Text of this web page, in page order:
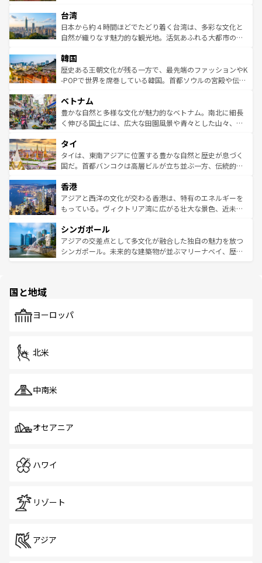
ならではの贅沢な旅のスタイルだ。 なお、新着のアメリカ
情報はコンテンツ一覧を参照してほしい。
れるおもてなしの心で訪れる人々を迎えてくれるハワイの
人々、おいしいローカルフードやハワイアンミュージッ
ク、伝統的なフラダンスなど、すべてがハワイの魅力を彩
ワイを、存分に味わってほしい。 なお、新着のハワイ情報
はコンテンツ一覧を参照してほしい。
リアリーフや大陸中央部にそびえるウルル（エアーズロッ
ク）、タスマニアの美しい原生林やケアンズの熱帯雨林な
ど、見どころがたくさん。また、カフェやワイン、オージ
いる。アクティビティも充実しており、サーフィンやダイ
ビング、ハイキングなど、アウトドア好きにはたまらな
い。オーストラリアの多彩な魅力を存分に味わいつくそ
参照してほしい。
台湾
日本から約４時間ほどでたどり着く台湾は、多彩な文化と
自然が織りなす魅力的な観光地。活気あふれる大都市の台
ン）、静ひつな山岳地帯である台湾東部など、都市の喧騒
と山間の静けさが共存しており、訪れる人に新しい発見と
驚きをもたらしてくれる。また、奥深い台湾の食文化も魅
容にもいいと評判のスイーツなど、バラエティ豊かな料理
が味わえる。 なお、新着の台湾情報は コンテンツ一覧を参
照してほしい。
韓国
歴史ある王朝文化が残る一方で、最先端のファッションやK
-POPで世界を席巻している韓国。首都ソウルの宮殿や伝統
き、地方に足を延ばせば四季折々の自然美を楽しむことが
できる。そして、キムチや焼肉、絶品のストリートフード
まで、さまざまな韓国料理が待っている。夜には、韓国な
リティに包まれながら、韓国の多彩な魅力を心ゆくまで味
わってみてほしい。 なお、新着の韓国情報はコンテンツ一
覧を参照してほしい。
ベトナム
豊かな自然と多様な文化が魅力的なベトナム。南北に細長
く伸びる国土には、広大な田園風景や青々とした山々、世
急速な発展と共に伝統が息づく。ハノイの古い町並みやホ
ーチミン市のフランス統治時代の建物も、独特の雰囲気を
醸し出している。また、バラエティの豊かさとおいしさで
とつ。フォーやバインミー、ベトナムコーヒーなどは、ぜ
ひ現地で味わいたい。どの地域を訪れてもあたたかい人々
が旅行者を迎えてくれるので、きっと忘れられない旅にな
参照してほしい。
タイ
タイは、東南アジアに位置する豊かな自然と歴史が息づく
国だ。首都バンコクは高層ビルが立ち並ぶ一方、伝統的な
の活気が交差している。北部ではチェンマイなどの山岳地
帯で自然と触れ合い、南部ではプーケットやクラビの美し
いビーチでリゾート気分を楽しむことができる。タイ料理
激する。気候は一年中温暖で、どの季節にも異なる楽しみ
が待っている。親しみやすいタイの人々、仏教を中心とし
た文化、そして多様な観光資源が、訪れる旅人を魅了し続
香港
アジアと西洋の文化が交わる香港は、特有のエネルギーを
もっている。ヴィクトリア湾に広がる壮大な景色、近未来
み、どこを訪れても感動するはず。観光スポットが密集し
ており、効率よく見どころを回れるのも魅力。息をのむよ
うな絶景から文化的な体験まで、香港を存分に楽しみ尽く
シンガポール
アジアの交差点として多文化が融合した独自の魅力を放つ
シンガポール。未来的な建築物が並ぶマリーナベイ、歴史
で、ホーカーズは地元の風情を楽しめる外せないスポット
国と地域
ヨーロッパ
北米
中南米
オセアニア
ハワイ
リゾート
アジア